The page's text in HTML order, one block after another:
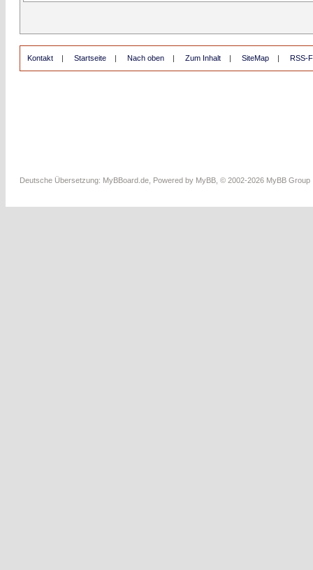
Kontakt | Startseite | Nach oben | Zum Inhalt | SiteMap | RSS-
Deutsche Übersetzung: MyBBoard.de , Powered by MyBB , © 2002-2026 MyBB Group